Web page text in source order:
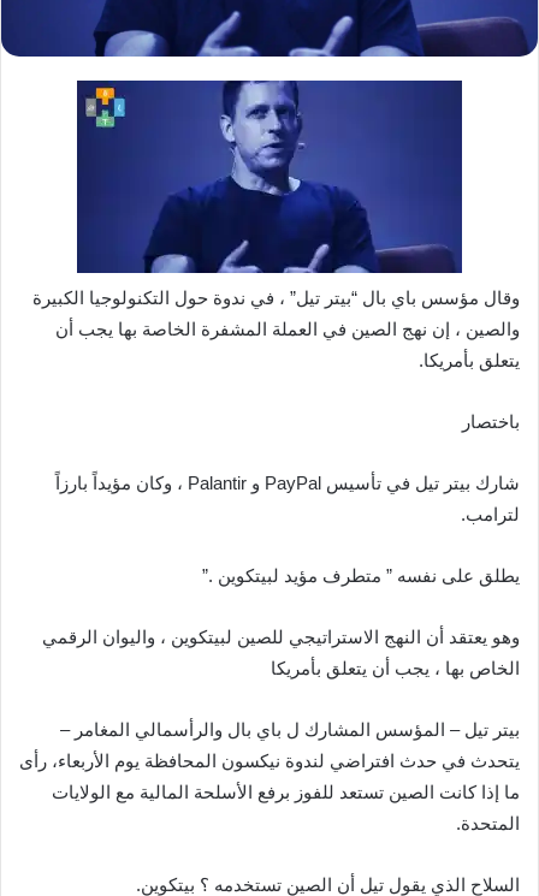
وقال مؤسس باي بال “بيتر تيل” ، في ندوة حول التكنولوجيا الكبيرة
والصين ، إن نهج الصين في العملة المشفرة الخاصة بها يجب أن
يتعلق بأمريكا.
باختصار
شارك بيتر تيل في تأسيس PayPal و Palantir ، وكان مؤيداً بارزاً
لترامب.
يطلق على نفسه ” متطرف مؤيد لبيتكوين .”
وهو يعتقد أن النهج الاستراتيجي للصين لبيتكوين ، واليوان الرقمي
الخاص بها ، يجب أن يتعلق بأمريكا
بيتر تيل – المؤسس المشارك ل باي بال والرأسمالي المغامر –
يتحدث في حدث افتراضي لندوة نيكسون المحافظة يوم الأربعاء، رأى
ما إذا كانت الصين تستعد للفوز برفع الأسلحة المالية مع الولايات
المتحدة.
السلاح الذي يقول تيل أن الصين تستخدمه ؟ بيتكوين.